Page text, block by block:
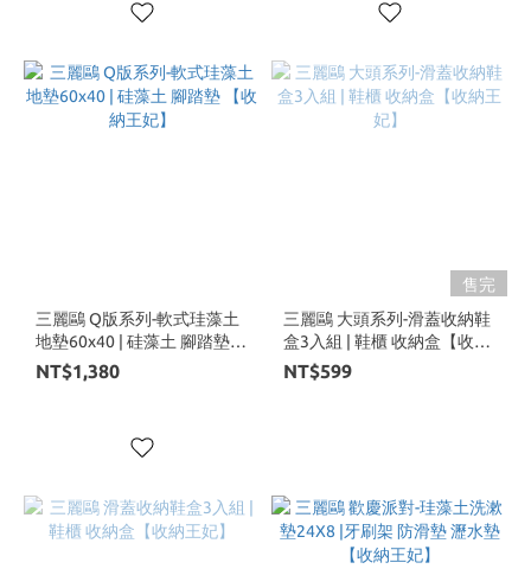
三麗鷗 Q版系列-軟式珪藻土
地墊60x40 | 硅藻土 腳踏墊
【收納王妃】
NT$1,380
售完
三麗鷗 大頭系列-滑蓋收納鞋
盒3入組 | 鞋櫃 收納盒【收納
王妃】
NT$599